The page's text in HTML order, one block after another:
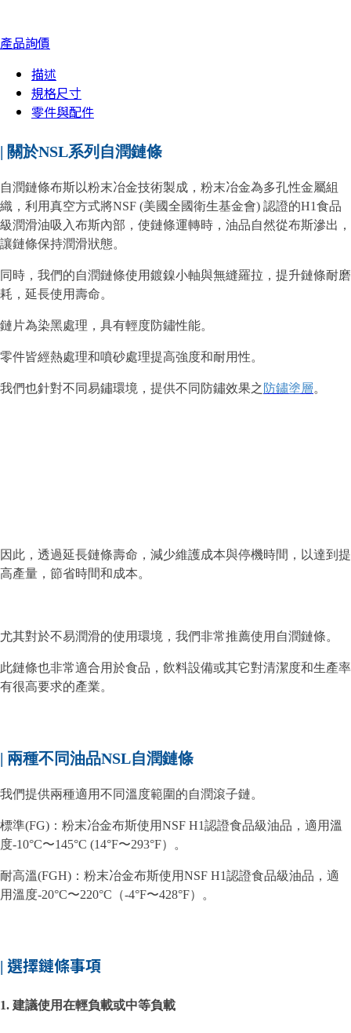
產品詢價
描述
規格尺寸
零件與配件
| 關於NSL系列自潤鏈條
自潤鏈條布斯以粉末冶金技術製成，粉末冶金為多孔性金屬組
織，利用真空方式將NSF (美國全國衛生基金會) 認證的H1食品
級潤滑油吸入布斯內部，使鏈條運轉時，油品自然從布斯滲出，
讓鏈條保持潤滑狀態。
同時，我們的自潤鏈條使用鍍鎳小軸與無縫羅拉，提升鏈條耐磨
耗，延長使用壽命。
鏈片為染黑處理，具有輕度防鏽性能。
零件皆經熱處理和噴砂處理提高強度和耐用性。
我們也針對不同易鏽環境，提供不同防鏽效果之 防鏽塗層。
因此，透過延長鏈條壽命，減少維護成本與停機時間，以達到提
高產量，節省時間和成本。
尤其對於不易潤滑的使用環境，我們非常推薦使用自潤鏈條。
此鏈條也非常適合用於食品，飲料設備或其它對清潔度和生產率
有很高要求的產業。
| 兩種不同油品NSL自潤鏈條
我們提供兩種適用不同溫度範圍的自潤滾子鏈。
標準(FG)：粉末冶金布斯使用NSF H1認證食品級油品，適用溫
度-10°C〜145°C (14°F〜293°F）。
耐高溫(FGH)：粉末冶金布斯使用NSF H1認證食品級油品，適
用溫度-20°C〜220°C（-4°F〜428°F）。
| 選擇鏈條事項
1. 建議使用在輕負載或中等負載